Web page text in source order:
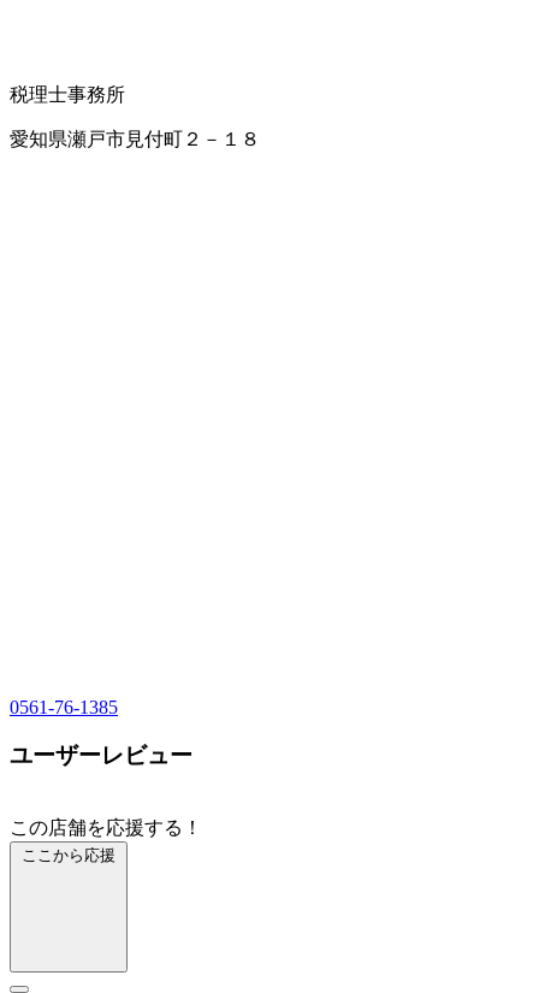
税理士事務所
愛知県瀬戸市見付町２－１８
0561-76-1385
ユーザーレビュー
この店舗を応援する！
ここから応援